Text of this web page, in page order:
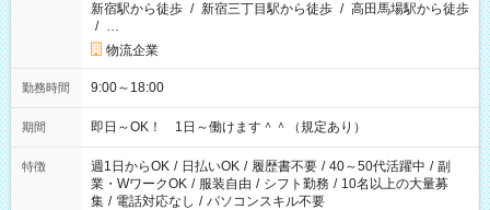
新宿駅から徒歩 / 新宿三丁目駅から徒歩 / 高田馬場駅から徒歩
/ …
物流企業
勤務時間 9:00～18:00
期間 即日～OK！ 1日～働けます＾＾（規定あり）
特徴 週1日からOK / 日払いOK / 履歴書不要 / 40～50代活躍中 / 副
業・WワークOK / 服装自由 / シフト勤務 / 10名以上の大量募
集 / 電話対応なし / パソコンスキル不要